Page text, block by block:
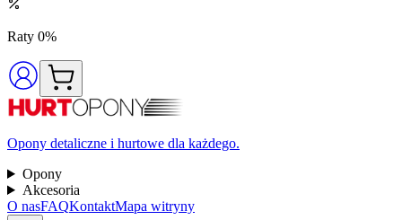
Raty 0%
Opony detaliczne i hurtowe dla każdego.
Opony
Akcesoria
O nasFAQKontaktMapa witryny